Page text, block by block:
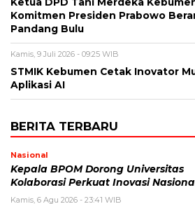
Komitmen Presiden Prabowo
Pandang Bulu
Kamis, 9 Juli 2026 - 09:25 WIB
STMIK Kebumen Cetak Inovator
Aplikasi AI
BERITA TERBARU
Nasional
Kepala BPOM Dorong Universitas
Kolaborasi Perkuat Inovasi
Kamis, 6 Agu 2026 - 23:41 WIB